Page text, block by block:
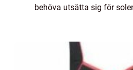
behöva utsätta sig för